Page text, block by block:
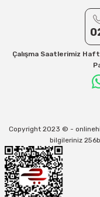
Çalışma Saatlerimiz
Copyright 2023 © -
bilgileriniz